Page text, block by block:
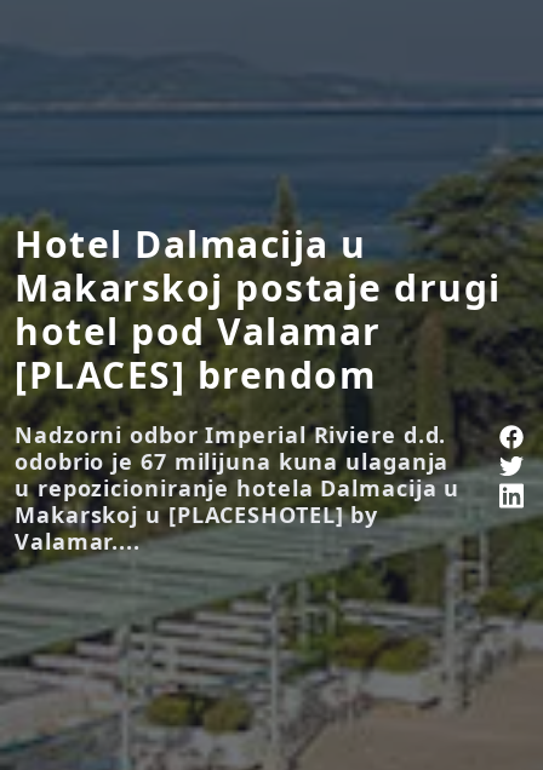
Hotel Dalmacija u
Makarskoj postaje drugi
hotel pod Valamar
[PLACES] brendom
Nadzorni odbor Imperial Riviere d.d.
odobrio je 67 milijuna kuna ulaganja
u repozicioniranje hotela Dalmacija u
Makarskoj u [PLACESHOTEL] by
Valamar....